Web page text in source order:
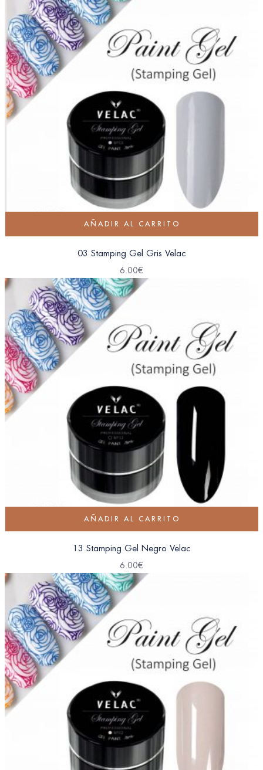
AÑADIR AL CARRITO
03 Stamping Gel Gris Velac
6.00€
AÑADIR AL CARRITO
13 Stamping Gel Negro Velac
6.00€